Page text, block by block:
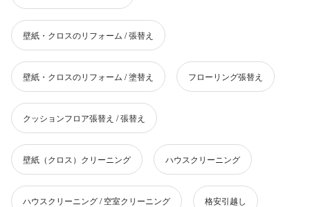
壁紙・クロスのリフォーム / 張替え
壁紙・クロスのリフォーム / 塗替え フローリング張替え
クッションフロア張替え / 張替え
壁紙（クロス）クリーニング ハウスクリーニング
ハウスクリーニング / 空室クリーニング 格安引越し